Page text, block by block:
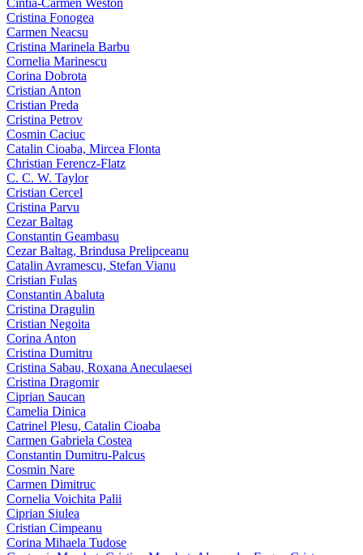
Cintia-Carmen Weston
Cristina Fonogea
Carmen Neacsu
Cristina Marinela Barbu
Cornelia Marinescu
Corina Dobrota
Cristian Anton
Cristian Preda
Cristina Petrov
Cosmin Caciuc
Catalin Cioaba, Mircea Flonta
Christian Ferencz-Flatz
C. C. W. Taylor
Cristian Cercel
Cristina Parvu
Cezar Baltag
Constantin Geambasu
Cezar Baltag, Brindusa Prelipceanu
Catalin Avramescu, Stefan Vianu
Cristian Fulas
Constantin Abaluta
Cristina Dragulin
Cristian Negoita
Corina Anton
Cristina Dumitru
Cristina Sabau, Roxana Aneculaesei
Cristina Dragomir
Ciprian Saucan
Camelia Dinica
Catrinel Plesu, Catalin Cioaba
Carmen Gabriela Costea
Constantin Dumitru-Palcus
Cosmin Nare
Carmen Dimitruc
Cornelia Voichita Palii
Ciprian Siulea
Cristian Cimpeanu
Corina Mihaela Tudose